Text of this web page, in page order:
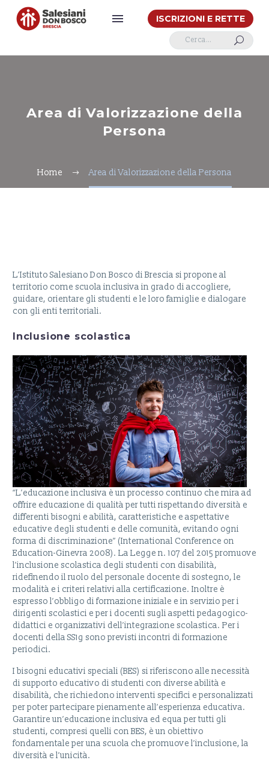
ISCRIZIONI E RETTE
U
Area di Valorizzazione della
Persona
Home Area di Valorizzazione della Persona
L’Istituto Salesiano Don Bosco di Brescia si propone al
territorio come scuola inclusiva in grado di accogliere,
guidare, orientare gli studenti e le loro famiglie e dialogare
con gli enti territoriali.
Inclusione scolastica
“L’educazione inclusiva è un processo continuo che mira ad
offrire educazione di qualità per tutti rispettando diversità e
differenti bisogni e abilità, caratteristiche e aspettative
educative degli studenti e delle comunità, evitando ogni
forma di discriminazione” (International Conference on
Education-Ginevra 2008). La Legge n. 107 del 2015 promuove
l’inclusione scolastica degli studenti con disabilità,
ridefinendo il ruolo del personale docente di sostegno, le
modalità e i criteri relativi alla certificazione. Inoltre è
espresso l’obbligo di formazione iniziale e in servizio per i
dirigenti scolastici e per i docenti sugli aspetti pedagogico­
didattici e organizzativi dell’integrazione scolastica. Per i
docenti della SS1g sono previsti incontri di formazione
periodici.
I bisogni educativi speciali (BES) si riferiscono alle necessità
di supporto educativo di studenti con diverse abilità e
disabilità, che richiedono interventi specifici e personalizzati
per poter partecipare pienamente all’esperienza educativa.
Garantire un’educazione inclusiva ed equa per tutti gli
studenti, compresi quelli con BES, è un obiettivo
fondamentale per una scuola che promuove l’inclusione, la
diversità e l’unicità.